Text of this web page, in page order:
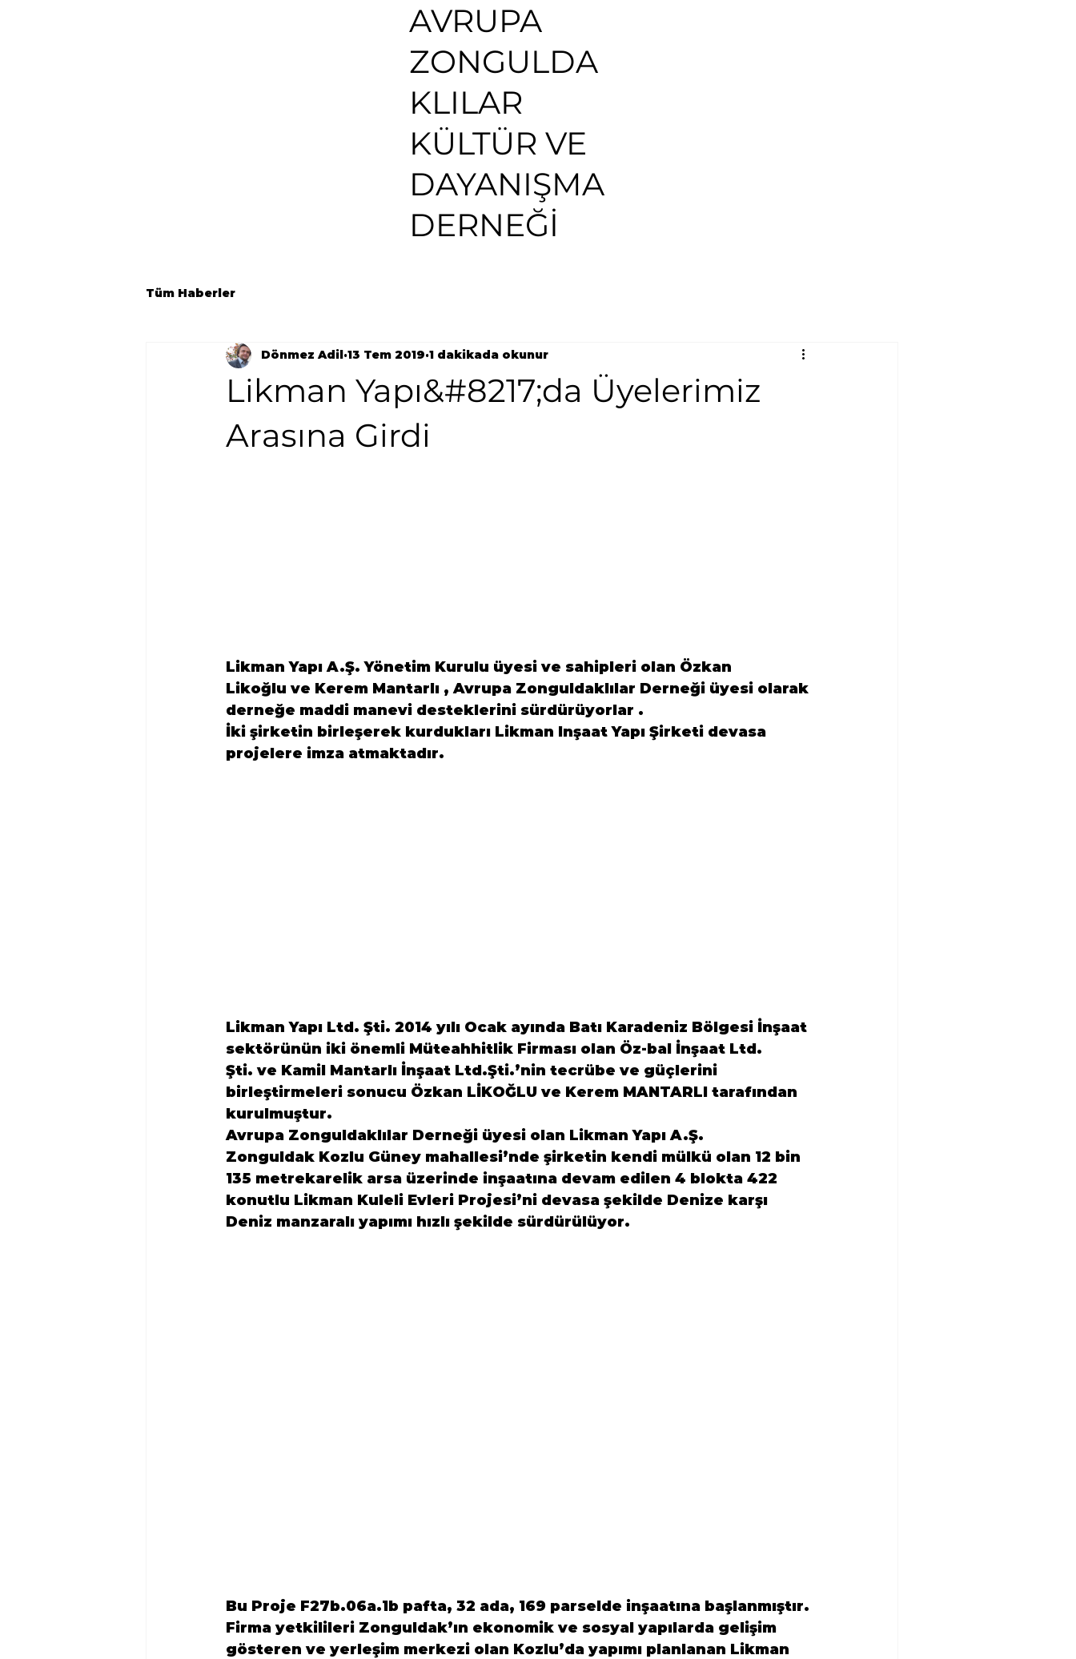
AVRUPA
ZONGULDA
KLILAR
KÜLTÜR VE
DAYANIŞMA
DERNEĞİ
Tüm Haberler
Likman Yapı&#8217;da Üyelerimiz
Arasına Girdi
Dönmez Adil 13 Tem 2019 1 dakikada okunur
Likman Yapı A.Ş. Yönetim Kurulu üyesi ve sahipleri olan Özkan
Likoğlu ve Kerem Mantarlı , Avrupa Zonguldaklılar Derneği üyesi olarak
derneğe maddi manevi desteklerini sürdürüyorlar .
İki şirketin birleşerek kurdukları Likman Inşaat Yapı Şirketi devasa
projelere imza atmaktadır.
Likman Yapı Ltd. Şti. 2014 yılı Ocak ayında Batı Karadeniz Bölgesi İnşaat
sektörünün iki önemli Müteahhitlik Firması olan Öz-bal İnşaat Ltd.
Şti. ve Kamil Mantarlı İnşaat Ltd.Şti.’nin tecrübe ve güçlerini
birleştirmeleri sonucu Özkan LİKOĞLU ve Kerem MANTARLI tarafından
kurulmuştur.
Avrupa Zonguldaklılar Derneği üyesi olan Likman Yapı A.Ş.
Zonguldak Kozlu Güney mahallesi’nde şirketin kendi mülkü olan 12 bin
135 metrekarelik arsa üzerinde inşaatına devam edilen 4 blokta 422
konutlu Likman Kuleli Evleri Projesi’ni devasa şekilde Denize karşı
Deniz manzaralı yapımı hızlı şekilde sürdürülüyor.
Bu Proje F27b.06a.1b pafta, 32 ada, 169 parselde inşaatına başlanmıştır.
Firma yetkilileri Zonguldak’ın ekonomik ve sosyal yapılarda gelişim
gösteren ve yerleşim merkezi olan Kozlu’da yapımı planlanan Likman